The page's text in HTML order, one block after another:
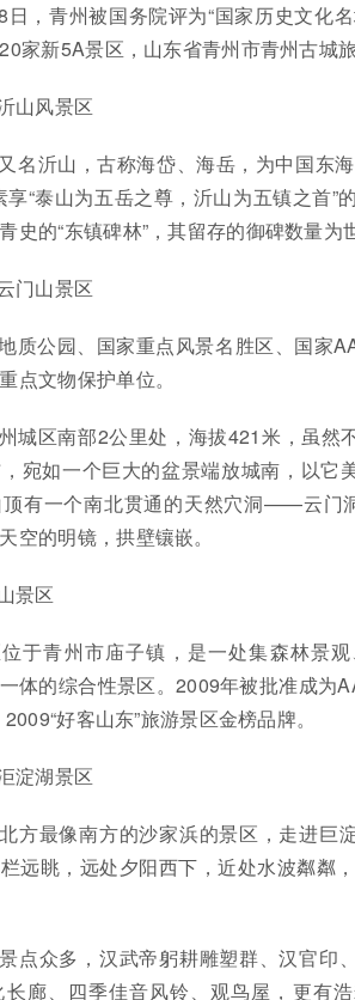
，青州被国务院评为“国家历史文化
家新5A景区，山东省青州市青州古城
山风景区
名沂山，古称海岱、海岳，为中国东
享“泰山为五岳之尊，沂山为五镇之首
史的“东镇碑林”，其留存的御碑数量为
门山景区
质公园、国家重点风景名胜区、国家
点文物保护单位。
城区南部2公里处，海拔421米，虽然
宛如一个巨大的盆景端放城南，以它
有一个南北贯通的天然穴洞——云门
空的明镜，拱壁镶嵌。
景区
于青州市庙子镇，是一处集森林景
体的综合性景区。2009年被批准成为
好客山东”旅游景区金榜品牌。
淀湖景区
方最像南方的沙家浜的景区，走进巨
远眺，远处夕阳西下，近处水波粼粼
点众多，汉武帝躬耕雕塑群、汉官印
廊、四季佳音风铃、观鸟屋，更有